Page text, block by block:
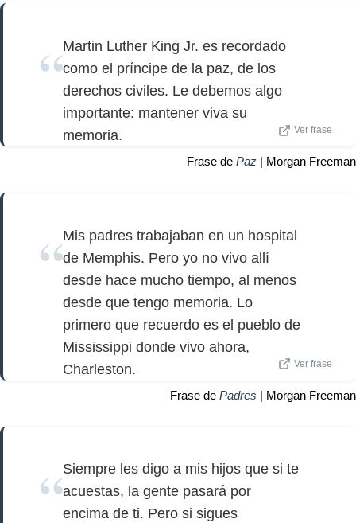
Martin Luther King Jr. es recordado
como el príncipe de la paz, de los
derechos civiles. Le debemos algo
importante: mantener viva su
memoria.
Ver frase
Frase de Paz | Morgan Freeman
Mis padres trabajaban en un hospital
de Memphis. Pero yo no vivo allí
desde hace mucho tiempo, al menos
desde que tengo memoria. Lo
primero que recuerdo es el pueblo de
Mississippi donde vivo ahora,
Charleston.
Ver frase
Frase de Padres | Morgan Freeman
Siempre les digo a mis hijos que si te
acuestas, la gente pasará por
encima de ti. Pero si sigues